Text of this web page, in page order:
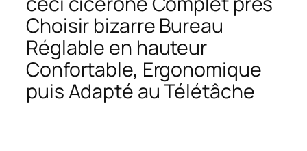
Choisir bizarre Bureau
Réglable en hauteur
Confortable, Ergonomique
puis Adapté au Télétâche